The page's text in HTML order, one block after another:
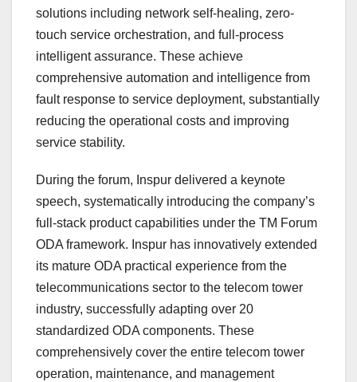
solutions including network self-healing, zero-
touch service orchestration, and full-process
intelligent assurance. These achieve
comprehensive automation and intelligence from
fault response to service deployment, substantially
reducing the operational costs and improving
service stability.
During the forum, Inspur delivered a keynote
speech, systematically introducing the company’s
full-stack product capabilities under the TM Forum
ODA framework. Inspur has innovatively extended
its mature ODA practical experience from the
telecommunications sector to the telecom tower
industry, successfully adapting over 20
standardized ODA components. These
comprehensively cover the entire telecom tower
operation, maintenance, and management